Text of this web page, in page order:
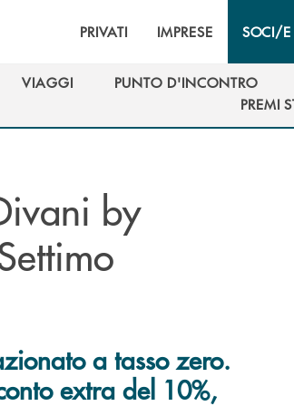
PRIVATI IMPRESE SOCI/E
VIAGGI
PUNTO D'INCONTRO
PUNTO D'INCONTROPREMI
PREMI
by
a tasso zero.
extra del 10%,